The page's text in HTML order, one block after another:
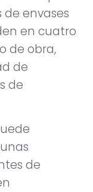
envases
en cuatro
de obra,
de
de
de